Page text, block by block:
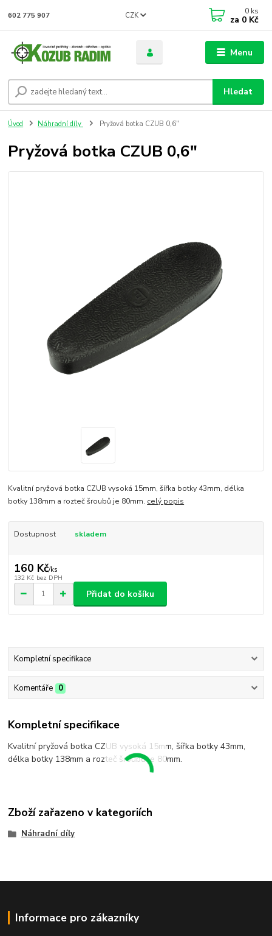
Menu
CZK
Hledat
602 775 907 0 ks
za 0 Kč
Úvod Náhradní díly Pryžová botka CZUB 0,6"
Pryžová botka CZUB 0,6"
Kvalitní pryžová botka CZUB vysoká 15mm, šířka botky 43mm, délka
botky 138mm a rozteč šroubů je 80mm. celý popis
Dostupnost skladem
160 Kč/ks
132 Kč bez DPH
Přidat do košíku
Kompletní specifikace
Komentáře 0
Kompletní specifikace
Kvalitní pryžová botka CZUB vysoká 15mm, šířka botky 43mm,
délka botky 138mm a rozteč šroubů je 80mm.
Zboží zařazeno v kategoriích
Náhradní díly
Informace pro zákazníky